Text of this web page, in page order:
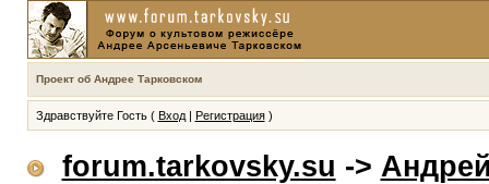
Проект об Андрее Тарковском
Здравствуйте Гость ( Вход| Регистрация)
forum.tarkovsky.su ->